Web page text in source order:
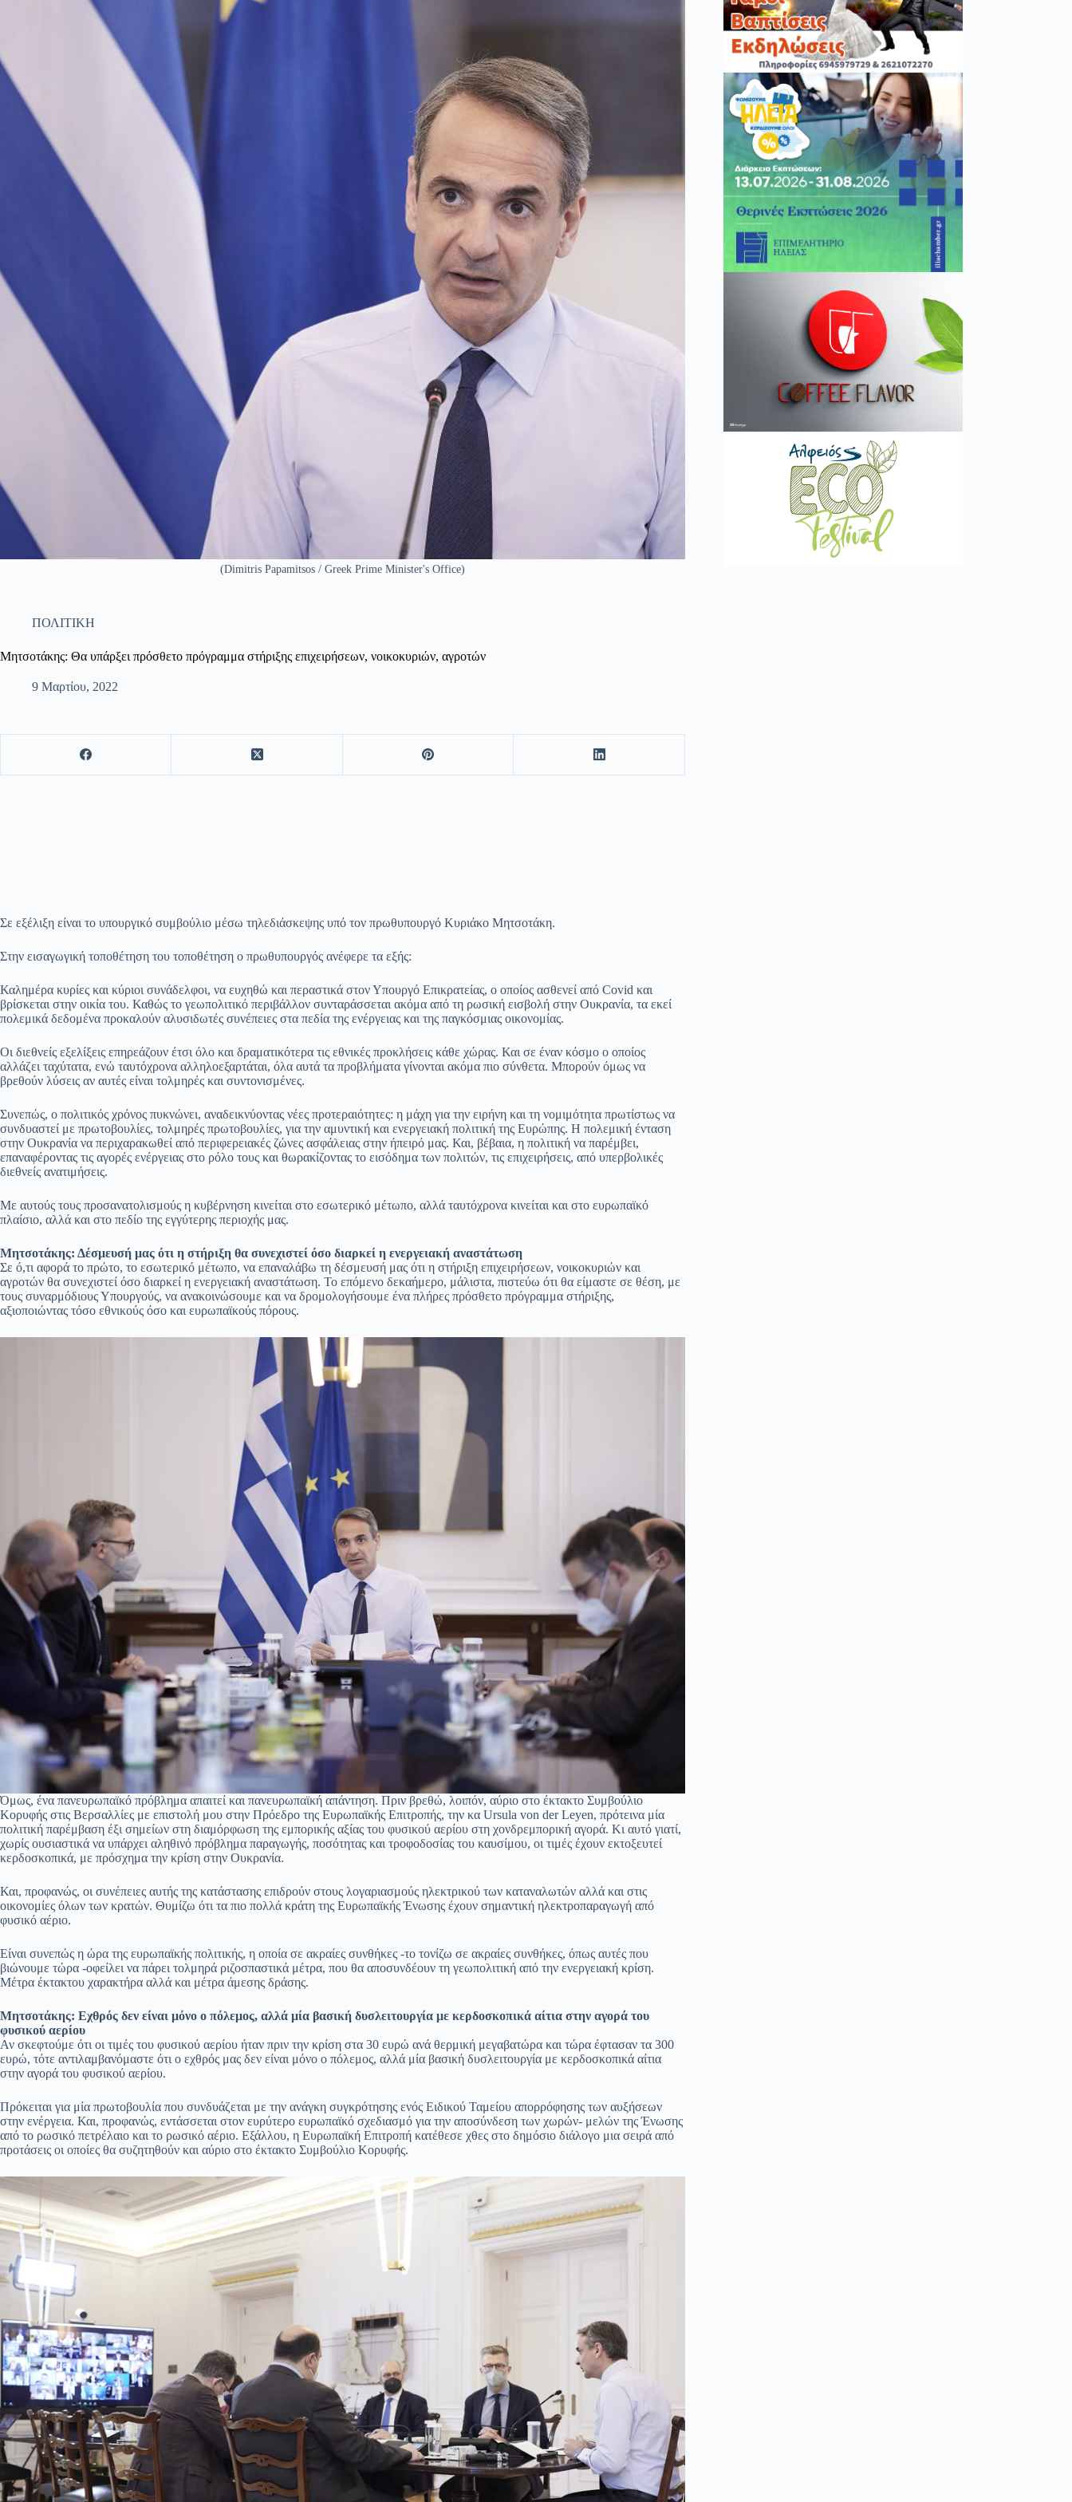
(Dimitris Papamitsos / Greek Prime Minister's Office)
ΠΟΛΙΤΙΚΗ
Μητσοτάκης: Θα υπάρξει πρόσθετο πρόγραμμα στήριξης επιχειρήσεων, νοικοκυριών, αγροτών
9 Μαρτίου, 2022
Σε εξέλιξη είναι το υπουργικό συμβούλιο μέσω τηλεδιάσκεψης υπό τον πρωθυπουργό Κυριάκο Μητσοτάκη.
Στην εισαγωγική τοποθέτηση του τοποθέτηση ο πρωθυπουργός ανέφερε τα εξής:
Καλημέρα κυρίες και κύριοι συνάδελφοι, να ευχηθώ και περαστικά στον Υπουργό Επικρατείας, ο οποίος ασθενεί από Covid και
βρίσκεται στην οικία του. Καθώς το γεωπολιτικό περιβάλλον συνταράσσεται ακόμα από τη ρωσική εισβολή στην Ουκρανία, τα εκεί
πολεμικά δεδομένα προκαλούν αλυσιδωτές συνέπειες στα πεδία της ενέργειας και της παγκόσμιας οικονομίας.
Οι διεθνείς εξελίξεις επηρεάζουν έτσι όλο και δραματικότερα τις εθνικές προκλήσεις κάθε χώρας. Και σε έναν κόσμο ο οποίος
αλλάζει ταχύτατα, ενώ ταυτόχρονα αλληλοεξαρτάται, όλα αυτά τα προβλήματα γίνονται ακόμα πιο σύνθετα. Μπορούν όμως να
βρεθούν λύσεις αν αυτές είναι τολμηρές και συντονισμένες.
Συνεπώς, ο πολιτικός χρόνος πυκνώνει, αναδεικνύοντας νέες προτεραιότητες: η μάχη για την ειρήνη και τη νομιμότητα πρωτίστως να
συνδυαστεί με πρωτοβουλίες, τολμηρές πρωτοβουλίες, για την αμυντική και ενεργειακή πολιτική της Ευρώπης. Η πολεμική ένταση
στην Ουκρανία να περιχαρακωθεί από περιφερειακές ζώνες ασφάλειας στην ήπειρό μας. Και, βέβαια, η πολιτική να παρέμβει,
επαναφέροντας τις αγορές ενέργειας στο ρόλο τους και θωρακίζοντας το εισόδημα των πολιτών, τις επιχειρήσεις, από υπερβολικές
διεθνείς ανατιμήσεις.
Με αυτούς τους προσανατολισμούς η κυβέρνηση κινείται στο εσωτερικό μέτωπο, αλλά ταυτόχρονα κινείται και στο ευρωπαϊκό
πλαίσιο, αλλά και στο πεδίο της εγγύτερης περιοχής μας.
Μητσοτάκης: Δέσμευσή μας ότι η στήριξη θα συνεχιστεί όσο διαρκεί η ενεργειακή αναστάτωση
Σε ό,τι αφορά το πρώτο, το εσωτερικό μέτωπο, να επαναλάβω τη δέσμευσή μας ότι η στήριξη επιχειρήσεων, νοικοκυριών και
αγροτών θα συνεχιστεί όσο διαρκεί η ενεργειακή αναστάτωση. Το επόμενο δεκαήμερο, μάλιστα, πιστεύω ότι θα είμαστε σε θέση, με
τους συναρμόδιους Υπουργούς, να ανακοινώσουμε και να δρομολογήσουμε ένα πλήρες πρόσθετο πρόγραμμα στήριξης,
αξιοποιώντας τόσο εθνικούς όσο και ευρωπαϊκούς πόρους.
Όμως, ένα πανευρωπαϊκό πρόβλημα απαιτεί και πανευρωπαϊκή απάντηση. Πριν βρεθώ, λοιπόν, αύριο στο έκτακτο Συμβούλιο
Κορυφής στις Βερσαλλίες με επιστολή μου στην Πρόεδρο της Ευρωπαϊκής Επιτροπής, την κα Ursula von der Leyen, πρότεινα μία
πολιτική παρέμβαση έξι σημείων στη διαμόρφωση της εμπορικής αξίας του φυσικού αερίου στη χονδρεμπορική αγορά. Κι αυτό γιατί,
χωρίς ουσιαστικά να υπάρχει αληθινό πρόβλημα παραγωγής, ποσότητας και τροφοδοσίας του καυσίμου, οι τιμές έχουν εκτοξευτεί
κερδοσκοπικά, με πρόσχημα την κρίση στην Ουκρανία.
Και, προφανώς, οι συνέπειες αυτής της κατάστασης επιδρούν στους λογαριασμούς ηλεκτρικού των καταναλωτών αλλά και στις
οικονομίες όλων των κρατών. Θυμίζω ότι τα πιο πολλά κράτη της Ευρωπαϊκής Ένωσης έχουν σημαντική ηλεκτροπαραγωγή από
φυσικό αέριο.
Είναι συνεπώς η ώρα της ευρωπαϊκής πολιτικής, η οποία σε ακραίες συνθήκες -το τονίζω σε ακραίες συνθήκες, όπως αυτές που
βιώνουμε τώρα -οφείλει να πάρει τολμηρά ριζοσπαστικά μέτρα, που θα αποσυνδέουν τη γεωπολιτική από την ενεργειακή κρίση.
Μέτρα έκτακτου χαρακτήρα αλλά και μέτρα άμεσης δράσης.
Μητσοτάκης: Εχθρός δεν είναι μόνο ο πόλεμος, αλλά μία βασική δυσλειτουργία με κερδοσκοπικά αίτια στην αγορά του
φυσικού αερίου
Αν σκεφτούμε ότι οι τιμές του φυσικού αερίου ήταν πριν την κρίση στα 30 ευρώ ανά θερμική μεγαβατώρα και τώρα έφτασαν τα 300
ευρώ, τότε αντιλαμβανόμαστε ότι ο εχθρός μας δεν είναι μόνο ο πόλεμος, αλλά μία βασική δυσλειτουργία με κερδοσκοπικά αίτια
στην αγορά του φυσικού αερίου.
Πρόκειται για μία πρωτοβουλία που συνδυάζεται με την ανάγκη συγκρότησης ενός Ειδικού Ταμείου απορρόφησης των αυξήσεων
στην ενέργεια. Και, προφανώς, εντάσσεται στον ευρύτερο ευρωπαϊκό σχεδιασμό για την αποσύνδεση των χωρών- μελών της Ένωσης
από το ρωσικό πετρέλαιο και το ρωσικό αέριο. Εξάλλου, η Ευρωπαϊκή Επιτροπή κατέθεσε χθες στο δημόσιο διάλογο μια σειρά από
προτάσεις οι οποίες θα συζητηθούν και αύριο στο έκτακτο Συμβούλιο Κορυφής.